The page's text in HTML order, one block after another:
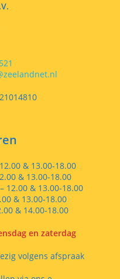
& 13.00-18.00
& 13.00-18.00
12.00 & 13.00-18.00
& 13.00-18.00
& 14.00-18.00
en zaterdag
volgens afspraak